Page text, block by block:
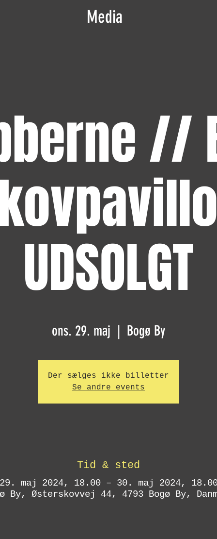
Media
//
UDSOLGT
ons. 29. maj
  |
Bogø By
Der sælges ikke billetter
Se andre events
Tid & sted
maj 2024, 18.00 – 30. maj 2024,
By, Østerskovvej 44, 4793 Bogø By,